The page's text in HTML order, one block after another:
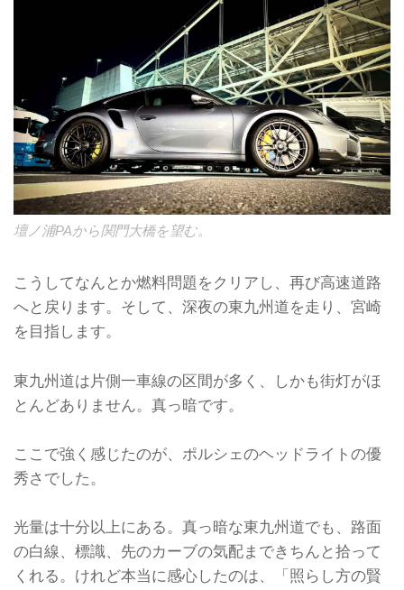
壇ノ浦PAから関門大橋を望む。
こうしてなんとか燃料問題をクリアし、再び高速道路
へと戻ります。そして、深夜の東九州道を走り、宮崎
を目指します。
東九州道は片側一車線の区間が多く、しかも街灯がほ
とんどありません。真っ暗です。
ここで強く感じたのが、ポルシェのヘッドライトの優
秀さでした。
光量は十分以上にある。真っ暗な東九州道でも、路面
の白線、標識、先のカーブの気配まできちんと拾って
くれる。けれど本当に感心したのは、「照らし方の賢